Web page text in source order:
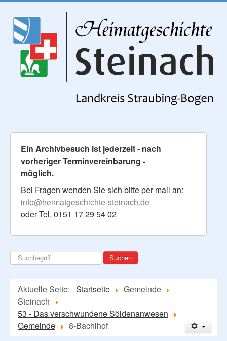
Ein Archivbesuch ist jederzeit - nach
vorheriger Terminvereinbarung -
möglich.
Bei Fragen wenden Sie sich bitte per mail an:
info@heimatgeschichte-steinach.de
oder Tel. 0151 17 29 54 02
Suchen
...
Suchen
Aktuelle Seite: Startseite
Gemeinde
Steinach
53 - Das verschwundene Söldenanwesen
Gemeinde
8-Bachlhof